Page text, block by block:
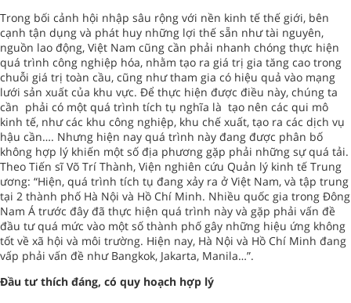
Trong bối cảnh hội nhập sâu rộng với nền kinh tế thế giới, bên
cạnh tận dụng và phát huy những lợi thế sẵn như tài nguyên,
nguồn lao động, Việt Nam cũng cần phải nhanh chóng thực hiện
quá trình công nghiệp hóa, nhằm tạo ra giá trị gia tăng cao trong
chuỗi giá trị toàn cầu, cũng như tham gia có hiệu quả vào mạng
lưới sản xuất của khu vực. Để thực hiện được điều này, chúng ta
cần phải có một quá trình tích tụ nghĩa là tạo nên các qui mô
kinh tế, như các khu công nghiệp, khu chế xuất, tạo ra các dịch vụ
hậu cần…. Nhưng hiện nay quá trình này đang được phân bố
không hợp lý khiến một số địa phương gặp phải những sự quá tải.
Theo Tiến sĩ Võ Trí Thành, Viện nghiên cứu Quản lý kinh tế Trung
ương: “Hiện, quá trình tích tụ đang xảy ra ở Việt Nam, và tập trung
tại 2 thành phố Hà Nội và Hồ Chí Minh. Nhiều quốc gia trong Đông
Nam Á trước đây đã thực hiện quá trình này và gặp phải vấn đề
đầu tư quá mức vào một số thành phố gây những hiệu ứng không
tốt về xã hội và môi trường. Hiện nay, Hà Nội và Hồ Chí Minh đang
vấp phải vấn đề như Bangkok, Jakarta, Manila…”.
Đầu tư thích đáng, có quy hoạch hợp lý